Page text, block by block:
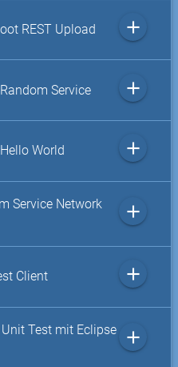
REST Upload add
Service add
World add
Service Network
add
Client add
Test mit Eclipse
add